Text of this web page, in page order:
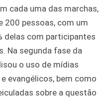
cada uma das marchas,
200 pessoas, com um
delas com participantes
Na segunda fase da
o uso de mídias
evangélicos, bem como
sobre a questão